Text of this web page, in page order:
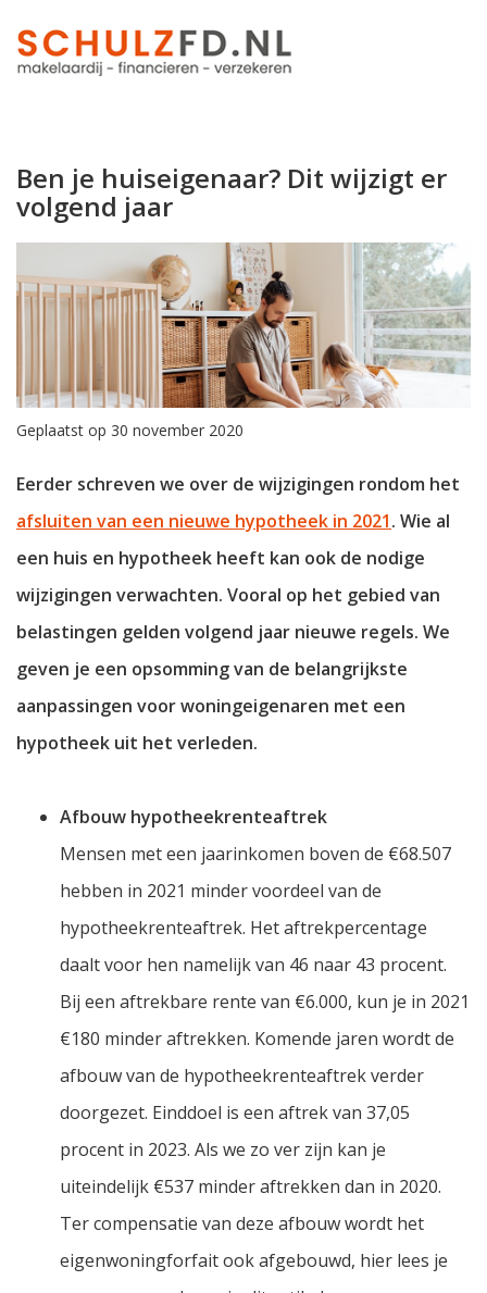
Ben je huiseigenaar? Dit wijzigt er
volgend jaar
Geplaatst op 30 november 2020
Eerder schreven we over de wijzigingen rondom het
afsluiten van een nieuwe hypotheek in 2021. Wie al
een huis en hypotheek heeft kan ook de nodige
wijzigingen verwachten. Vooral op het gebied van
belastingen gelden volgend jaar nieuwe regels. We
geven je een opsomming van de belangrijkste
aanpassingen voor woningeigenaren met een
hypotheek uit het verleden.
Afbouw hypotheekrenteaftrek
Mensen met een jaarinkomen boven de €68.507
hebben in 2021 minder voordeel van de
hypotheekrenteaftrek. Het aftrekpercentage
daalt voor hen namelijk van 46 naar 43 procent.
Bij een aftrekbare rente van €6.000, kun je in 2021
€180 minder aftrekken. Komende jaren wordt de
afbouw van de hypotheekrenteaftrek verder
doorgezet. Einddoel is een aftrek van 37,05
procent in 2023. Als we zo ver zijn kan je
uiteindelijk €537 minder aftrekken dan in 2020.
Ter compensatie van deze afbouw wordt het
eigenwoningforfait ook afgebouwd, hier lees je